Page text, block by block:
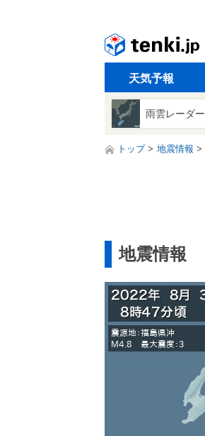
天気予報
雨雲レーダー
トップ 地震情報
地震情報